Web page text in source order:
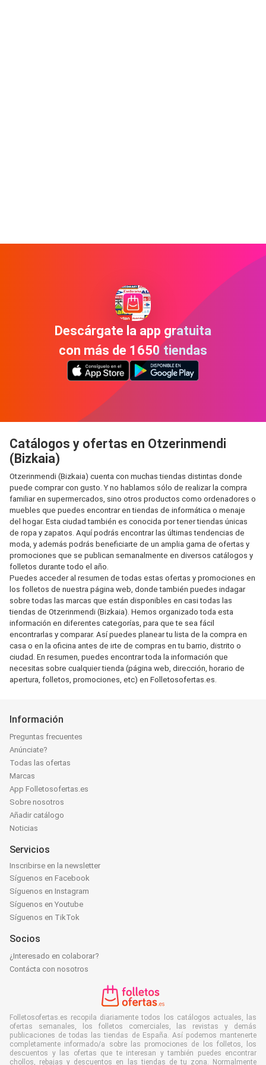
Descárgate la app gratuita
con más de 1650 tiendas
Catálogos y ofertas en Otzerinmendi
(Bizkaia)
Otzerinmendi (Bizkaia) cuenta con muchas tiendas distintas donde
puede comprar con gusto. Y no hablamos sólo de realizar la compra
familiar en supermercados, sino otros productos como ordenadores o
muebles que puedes encontrar en tiendas de informática o menaje
del hogar. Esta ciudad también es conocida por tener tiendas únicas
de ropa y zapatos. Aquí podrás encontrar las últimas tendencias de
moda, y además podrás beneficiarte de un amplia gama de ofertas y
promociones que se publican semanalmente en diversos catálogos y
folletos durante todo el año.
Puedes acceder al resumen de todas estas ofertas y promociones en
los folletos de nuestra página web, donde también puedes indagar
sobre todas las marcas que están disponibles en casi todas las
tiendas de Otzerinmendi (Bizkaia). Hemos organizado toda esta
información en diferentes categorías, para que te sea fácil
encontrarlas y comparar. Así puedes planear tu lista de la compra en
casa o en la oficina antes de irte de compras en tu barrio, distrito o
ciudad. En resumen, puedes encontrar toda la información que
necesitas sobre cualquier tienda (página web, dirección, horario de
apertura, folletos, promociones, etc) en Folletosofertas.es.
Información
Preguntas frecuentes
Anúnciate?
Todas las ofertas
Marcas
App Folletosofertas.es
Sobre nosotros
Añadir catálogo
Noticias
Servicios
Inscribirse en la newsletter
Síguenos en Facebook
Síguenos en Instagram
Síguenos en Youtube
Síguenos en TikTok
Socios
¿Interesado en colaborar?
Contácta con nosotros
Folletosofertas.es recopila diariamente todos los catálogos actuales, las
ofertas semanales, los folletos comerciales, las revistas y demás
publicaciones de todas las tiendas de España. Así podemos mantenerte
completamente informado/a sobre las promociones de los folletos, los
descuentos y las ofertas que te interesan y también puedes encontrar
chollos, rebajas y descuentos en las tiendas de tu zona. Normalmente